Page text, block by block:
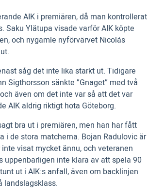
AIK i premiären, då man kontrollerat
Saku Ylätupa visade varför AIK köpte
och nygamle nyförvärvet Nicolás
såg det inte lika starkt ut. Tidigare
Sigthorsson sänkte ”Gnaget” med två
även om det inte var så att det var
AIK aldrig riktigt hota Göteborg.
bra ut i premiären, men han har fått
i de stora matcherna. Bojan Radulovic är
visat mycket ännu, och veteranen
uppenbarligen inte klara av att spela 90
ut i AIK:s anfall, även om backlinjen
landslagsklass.